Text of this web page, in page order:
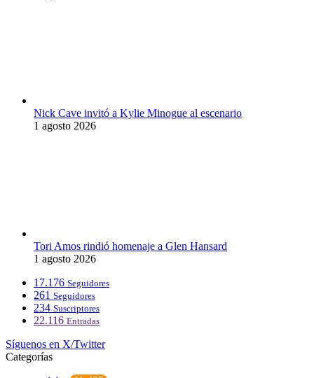
Nick Cave invitó a Kylie Minogue al escenario
1 agosto 2026
Tori Amos rindió homenaje a Glen Hansard
1 agosto 2026
17.176 Seguidores
261 Seguidores
234 Suscriptores
22.116 Entradas
Síguenos en X/Twitter
Categorías